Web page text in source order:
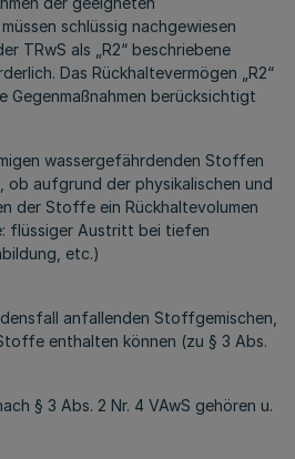
schlüssig nachgewiesen
TRwS als „R2“ beschriebene
Das Rückhaltevermögen „R2“
Gegenmaßnahmen berücksichtigt
wassergefährdenden Stoffen
ob aufgrund der physikalischen und
der Stoffe ein Rückhaltevolumen
flüssiger Austritt bei tiefen
etc.)
anfallenden Stoffgemischen,
enthalten können (zu § 3 Abs.
§ 3 Abs. 2 Nr. 4 VAwS gehören u.